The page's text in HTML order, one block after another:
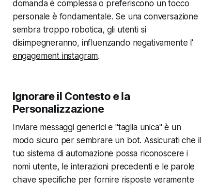
domanda è complessa o preferiscono un tocco
personale è fondamentale. Se una conversazione
sembra troppo robotica, gli utenti si
disimpegneranno, influenzando negativamente l'
engagement instagram.
Ignorare il Contesto e la
Personalizzazione
Inviare messaggi generici e "taglia unica" è un
modo sicuro per sembrare un bot. Assicurati che il
tuo sistema di automazione possa riconoscere i
nomi utente, le interazioni precedenti e le parole
chiave specifiche per fornire risposte veramente